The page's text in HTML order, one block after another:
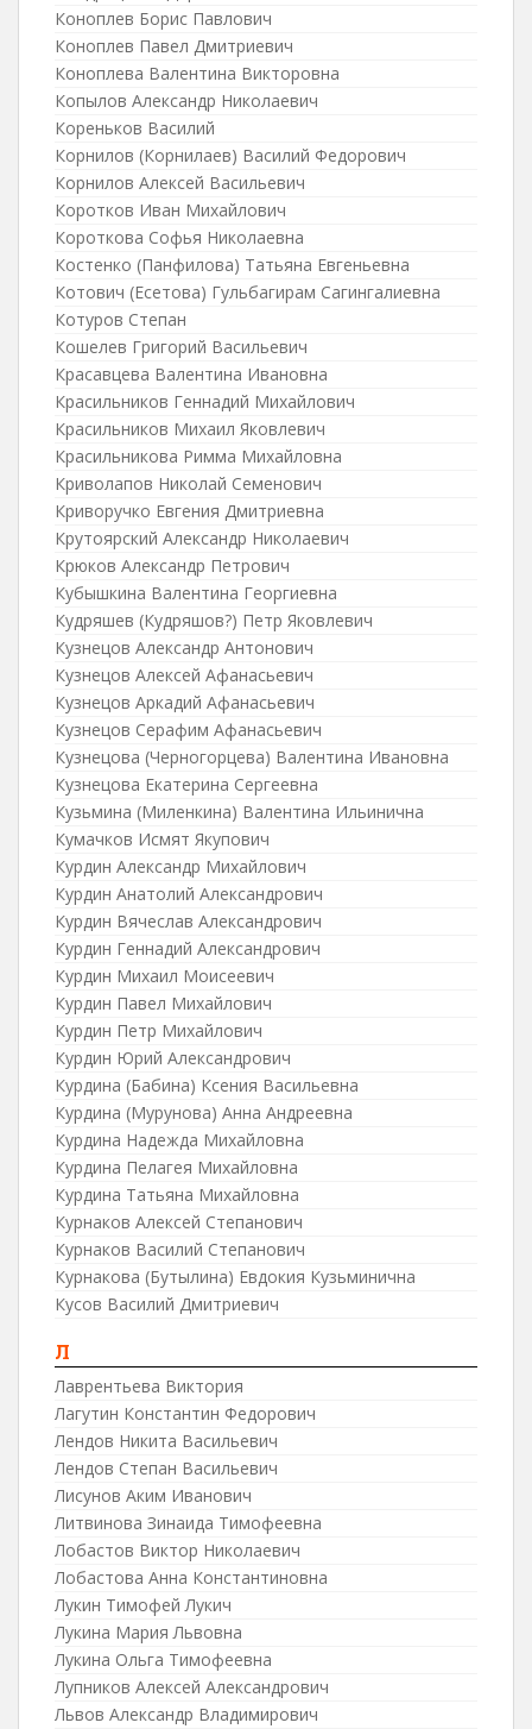
Коноплев Борис Павлович
Коноплев Павел Дмитриевич
Коноплева Валентина Викторовна
Копылов Александр Николаевич
Кореньков Василий
Корнилов (Корнилаев) Василий Федорович
Корнилов Алексей Васильевич
Коротков Иван Михайлович
Короткова Софья Николаевна
Костенко (Панфилова) Татьяна Евгеньевна
Котович (Есетова) Гульбагирам Сагингалиевна
Котуров Степан
Кошелев Григорий Васильевич
Красавцева Валентина Ивановна
Красильников Геннадий Михайлович
Красильников Михаил Яковлевич
Красильникова Римма Михайловна
Криволапов Николай Семенович
Криворучко Евгения Дмитриевна
Крутоярский Александр Николаевич
Крюков Александр Петрович
Кубышкина Валентина Георгиевна
Кудряшев (Кудряшов?) Петр Яковлевич
Кузнецов Александр Антонович
Кузнецов Алексей Афанасьевич
Кузнецов Аркадий Афанасьевич
Кузнецов Серафим Афанасьевич
Кузнецова (Черногорцева) Валентина Ивановна
Кузнецова Екатерина Сергеевна
Кузьмина (Миленкина) Валентина Ильинична
Кумачков Исмят Якупович
Курдин Александр Михайлович
Курдин Анатолий Александрович
Курдин Вячеслав Александрович
Курдин Геннадий Александрович
Курдин Михаил Моисеевич
Курдин Павел Михайлович
Курдин Петр Михайлович
Курдин Юрий Александрович
Курдина (Бабина) Ксения Васильевна
Курдина (Мурунова) Анна Андреевна
Курдина Надежда Михайловна
Курдина Пелагея Михайловна
Курдина Татьяна Михайловна
Курнаков Алексей Степанович
Курнаков Василий Степанович
Курнакова (Бутылина) Евдокия Кузьминична
Кусов Василий Дмитриевич
Л
Лаврентьева Виктория
Лагутин Константин Федорович
Лендов Никита Васильевич
Лендов Степан Васильевич
Лисунов Аким Иванович
Литвинова Зинаида Тимофеевна
Лобастов Виктор Николаевич
Лобастова Анна Константиновна
Лукин Тимофей Лукич
Лукина Мария Львовна
Лукина Ольга Тимофеевна
Лупников Алексей Александрович
Львов Александр Владимирович